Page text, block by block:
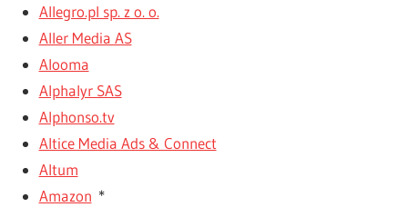
Allegro.pl sp. z o. o.
Aller Media AS
Alooma
Alphalyr SAS
Alphonso.tv
Altice Media Ads & Connect
Altum
Amazon *